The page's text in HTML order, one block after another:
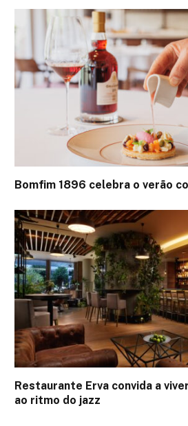
Bomfim 1896 celebra o verão
Restaurante Erva convida a
ao ritmo do jazz